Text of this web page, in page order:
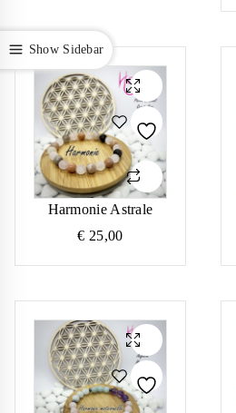
Show Sidebar
Harmonie Astrale
€ 25,00